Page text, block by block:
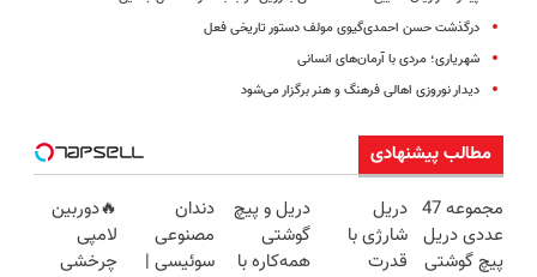
درگذشت حسن احمدی‌گیوی مولف دستور تاریخی فعل
شهریاری؛ مردی با آرمان‌های انسانی
دیدار نوروزی اهالی فرهنگ و هنر برگزار می‌شود
مطالب پیشنهادی
مجموعه 47
عددی دریل
پیچ گوشتی
دریل
شارژی با
قدرت
دریل و پیچ
گوشتی
همه‌کاره با
دندان
مصنوعی
سوئیسی |
🔥دوربین
لامپی
چرخشی